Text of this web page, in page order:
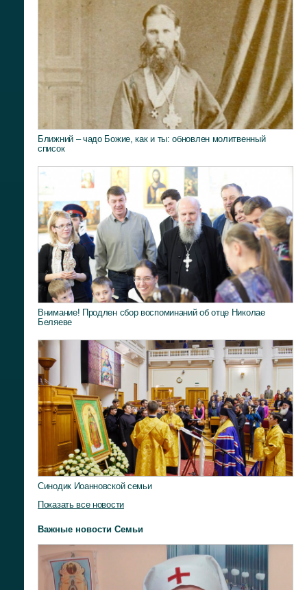
Ближний – чадо Божие, как и ты: обновлен молитвенный
список
Внимание! Продлен сбор воспоминаний об отце Николае
Беляеве
Синодик Иоанновской семьи
Показать все новости
Важные новости Семьи